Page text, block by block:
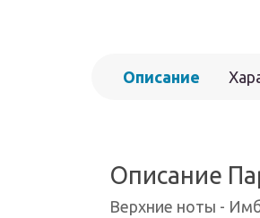
Описание
Описание
Верхние ноты -